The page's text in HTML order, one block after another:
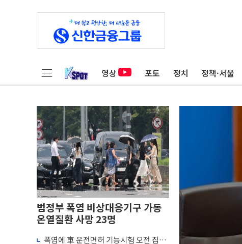
영상 포토 정치 정책·서울
범정부 폭염 비상대응기구 가동
온열질환 사망 23명
폭염에 車 운전면허 기능시험 오전 집중